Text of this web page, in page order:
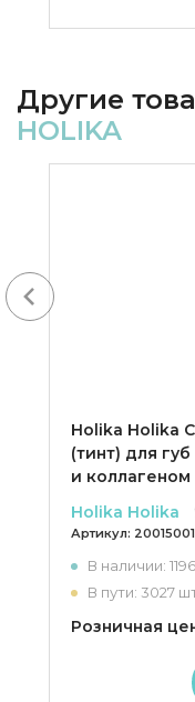
Другие
HOLIKA
Holika Holika
(тинт) для
и
Holika Holika
Артикул: 20015001
В наличии:
В пути: 3027
Розничная